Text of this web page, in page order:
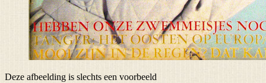
Deze afbeelding is slechts een voorbeeld